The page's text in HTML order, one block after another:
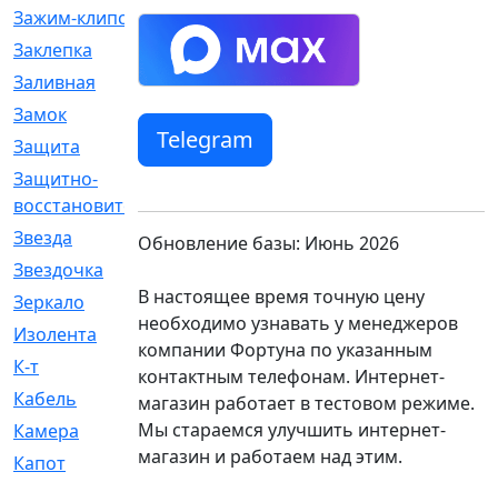
Зажим-клипса
[1]
Заклепка
[1]
Заливная
[4]
Замок
[12]
Защита
[79]
Защитно-
восстановительный
Звезда
[1]
Звездочка
Зеркало
[369]
Изолента
[1]
К-т
[13]
Кабель
[50]
Камера
[4]
Капот
[144]
Telegram
Обновление базы: Июнь 2026
В настоящее время точную цену
необходимо узнавать у менеджеров
компании Фортуна по указанным
контактным телефонам. Интернет-
магазин работает в тестовом режиме.
Мы стараемся улучшить интернет-
магазин и работаем над этим.